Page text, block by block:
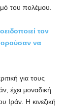
του πολέμου.
τον
να
για τους
έχει μοναδική
Ιράν. Η κινεζική